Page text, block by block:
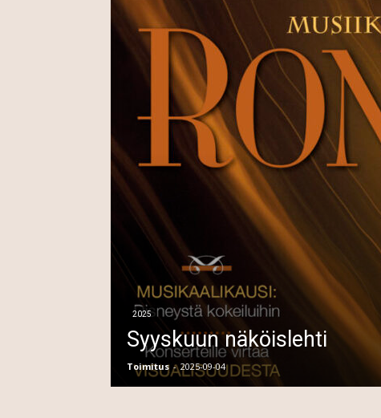
2025
Syyskuun näköislehti
Toimitus - 2025-09-04